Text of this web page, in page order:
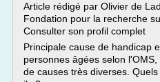
Article rédigé par Olivier de
Fondation pour la recherche
Consulter son profil complet
Principale cause de handicap
personnes âgées selon
de causes très diverses.